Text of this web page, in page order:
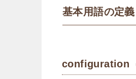
基本用語の定
configuration